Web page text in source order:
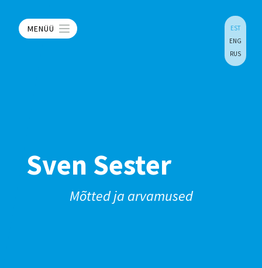
MENÜÜ
EST
ENG
RUS
Sven Sester
Mõtted ja arvamused